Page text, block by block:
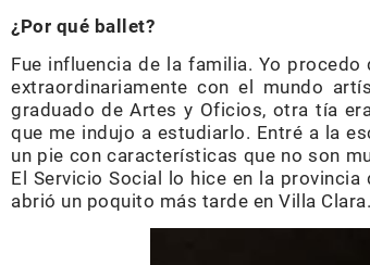
¿Por qué ballet?
Fue influencia de la familia. Yo
extraordinariamente con el mundo
graduado de Artes y Oficios, otra tía
que me indujo a estudiarlo. Entré a la
un pie con características que no son
El Servicio Social lo hice en la
abrió un poquito más tarde en Villa